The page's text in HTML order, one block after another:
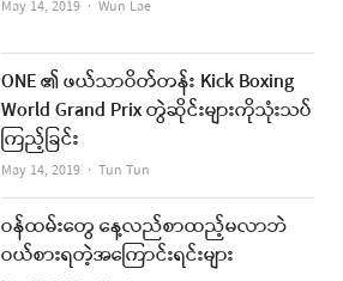
May 14, 2019 Author
Wun Lae
ONE ၏ ဖယ်သာဝိတ်တန်း Kick Boxing
World Grand Prix တွဲဆိုင်းများကိုသုံးသပ်
ကြည့်ခြင်း
May 14, 2019 Author
Tun Tun
ဝန်ထမ်းတွေ နေ့လည်စာထည့်မလာဘဲ
ဝယ်စားရတဲ့အကြောင်းရင်းများ